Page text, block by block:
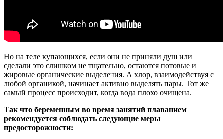
Но на теле купающихся, если они не приняли душ или
сделали это слишком не тщательно, остаются потовые и
жировые органические выделения. А хлор, взаимодействуя с
любой органикой, начинает активно выделять пары. Тот же
самый процесс происходит, когда вода плохо очищена.
Так что беременным во время занятий плаванием
рекомендуется соблюдать следующие меры
предосторожности: